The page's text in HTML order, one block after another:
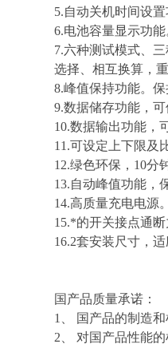
5.自动关机时间设
6.电池容量显示功能
7.六种测试模式、
选择、相互换算，
8.峰值保持功能。
9.数据储存功能，
10.数据输出功能，
11.可设定上下限及
12.绿色环保，10分
13.自动峰值功能，
14.高质量充电电源
15.*的开关接点通
16.2套安装尺寸，
国产品质量承诺：
1、 国产品的制造
2、 对国产品性能